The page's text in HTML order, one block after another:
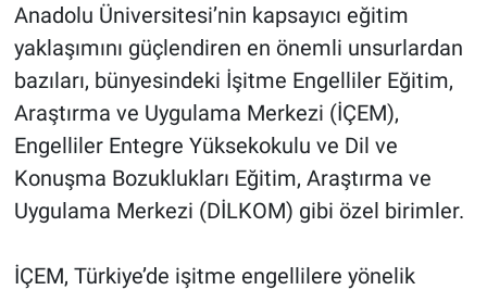
Anadolu Üniversitesi’nin kapsayıcı eğitim
yaklaşımını güçlendiren en önemli unsurlardan
bazıları, bünyesindeki İşitme Engelliler Eğitim,
Araştırma ve Uygulama Merkezi (İÇEM),
Engelliler Entegre Yüksekokulu ve Dil ve
Konuşma Bozuklukları Eğitim, Araştırma ve
Uygulama Merkezi (DİLKOM) gibi özel birimler.
İÇEM, Türkiye’de işitme engellilere yönelik